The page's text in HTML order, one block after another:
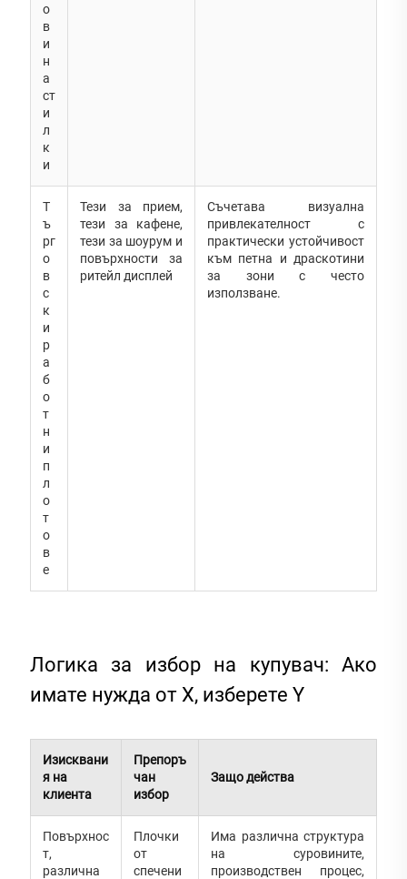
о
в
и
н
а
ст
и
л
к
и
Т
ъ
рг
о
в
с
к
и
р
а
б
о
т
н
и
п
л
о
т
о
в
е
Тези за прием,
тези за кафене,
тези за шоурум и
повърхности за
ритейл дисплей
Съчетава визуална
привлекателност с
практически устойчивост
към петна и драскотини
за зони с често
използване.
Логика за избор на купувач: Ако
имате нужда от X, изберете Y
Изисквани
я на
клиента
Препоръ
чан
избор
Защо действа
Повърхнос
т,
различна
Плочки
от
спечени
Има различна структура
на суровините,
производствен процес,